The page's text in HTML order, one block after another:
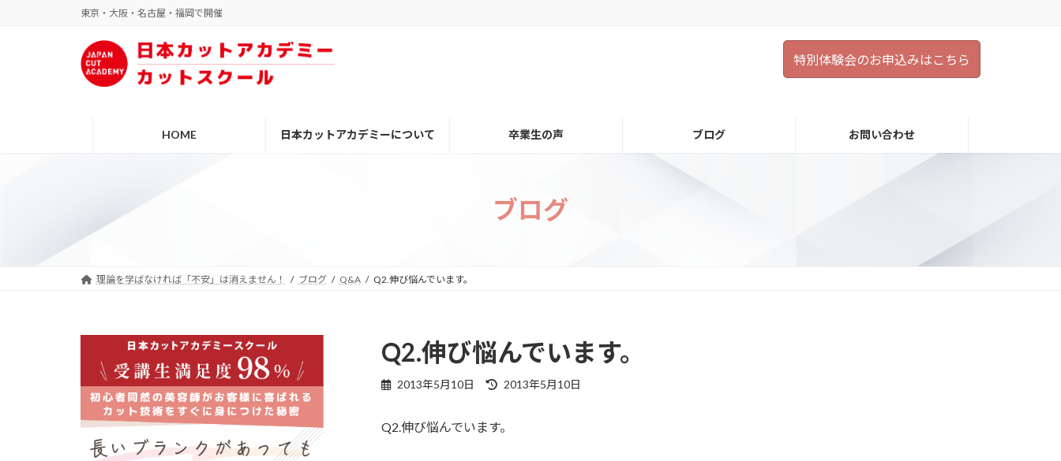
東京・大阪・名古屋・福岡で開催
特別体験会のお申込みはこちら
HOME 日本カットアカデミーについて 卒業生の声 ブログ お問い合わせ
ブログ
理論を学ばなければ「不安」は消えません！ ブログ Q&A Q2.伸び悩んでいます。
Q2.伸び悩んでいます。
2013年5月10日
最
新
2013年5月10日
Q2.伸び悩んでいます。